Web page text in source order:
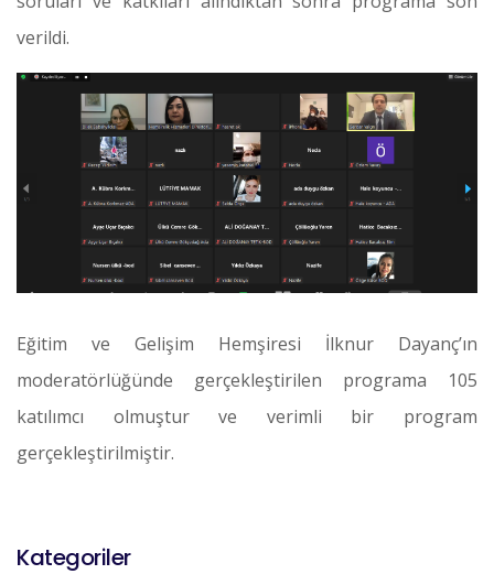
verildi.
Eğitim ve Gelişim Hemşiresi İlknur Dayanç’ın
moderatörlüğünde gerçekleştirilen programa 105
katılımcı olmuştur ve verimli bir program
gerçekleştirilmiştir.
Kategoriler